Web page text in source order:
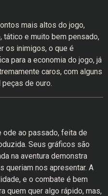
mais altos do jogo,
tático e muito bem pensado,
os inimigos, o que é
para a economia do jogo, já
caros, com alguns
de ouro.
ao passado, feita de
Seus gráficos são
na aventura demonstra
queriam nos apresentar. A
e o combate é bem
quem quer algo rápido, mas,